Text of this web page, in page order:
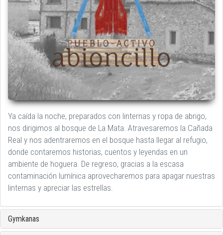
Ya caída la noche, preparados con linternas y ropa de abrigo,
nos dirigimos al bosque de La Mata. Atravesaremos la Cañada
Real y nos adentraremos en el bosque hasta llegar al refugio,
donde contaremos historias, cuentos y leyendas en un
ambiente de hoguera. De regreso, gracias a la escasa
contaminación lumínica aprovecharemos para apagar nuestras
linternas y apreciar las estrellas.
Gymkanas